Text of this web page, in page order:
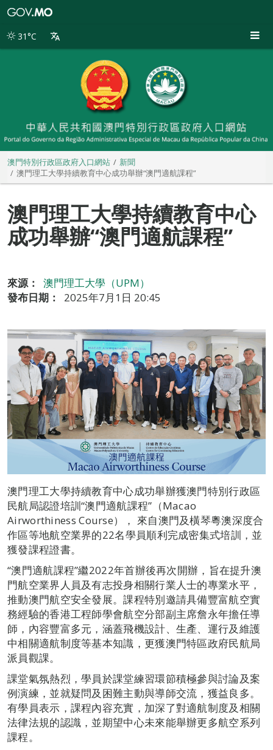
別
31°C
澳門特別行政區政府入口網站
新聞
澳門理工大學持續教育中心成功舉辦“澳門適航課程”
澳門理工大學持續教育中心
成功舉辦“澳門適航課程”
來源：
澳門理工大學（UPM）
發布日期：
2025年7月1日 20:45
澳門理工大學持續教育中心成功舉辦獲澳門特別行政區
民航局認證培訓“澳門適航課程”（Macao
Airworthiness Course）， 來自澳門及橫琴粵澳深度合
作區等地航空業界的22名學員順利完成密集式培訓，並
獲發課程證書。
“澳門適航課程”繼2022年首辦後再次開辦，旨在提升澳
門航空業界人員及有志投身相關行業人士的專業水平，
推動澳門航空安全發展。課程特別邀請具備豐富航空實
務經驗的香港工程師學會航空分部副主席詹永年擔任導
師，內容豐富多元，涵蓋飛機設計、生產、運行及維護
中相關適航制度等基本知識，更獲澳門特區政府民航局
派員觀課。
課堂氣氛熱烈，學員於課堂練習環節積極參與討論及案
例演練，並就疑問及困難主動與導師交流，獲益良多。
有學員表示，課程內容充實，加深了對適航制度及相關
法律法規的認識，並期望中心未來能舉辦更多航空系列
課程。